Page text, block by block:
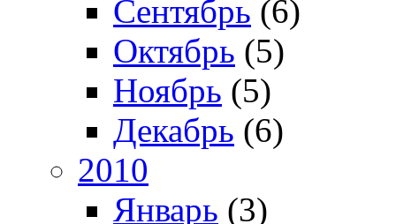
Сентябрь (6)
Октябрь (5)
Ноябрь (5)
Декабрь (6)
2010
Январь (3)